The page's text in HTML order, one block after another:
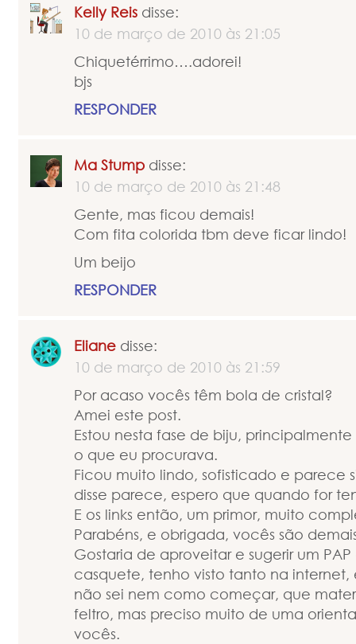
Kelly Reis disse:
10 de março de 2010 às 21:05
Chiquetérrimo….adorei!
bjs
RESPONDER
Ma Stump disse:
10 de março de 2010 às 21:48
Gente, mas ficou demais!
Com fita colorida tbm deve ficar lindo!
Um beijo
RESPONDER
Eliane disse:
10 de março de 2010 às 21:59
Por acaso vocês têm bola de cristal?
Amei este post.
Estou nesta fase de biju,
o que eu procurava.
Ficou muito lindo, sofisticado e parece
disse parece, espero que quando for
E os links então, um primor, muito
Parabéns, e obrigada, vocês são
Gostaria de aproveitar e sugerir um
casquete, tenho visto tanto na internet,
não sei nem como começar, que
feltro, mas preciso muito de uma
vocês.